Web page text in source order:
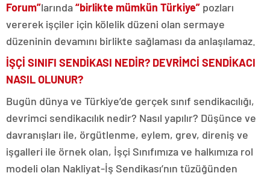
Forum”larında“birlikte mümkün Türkiye” pozları
vererek işçiler için kölelik düzeni olan sermaye
düzeninin devamını birlikte sağlaması da anlaşılamaz.
İŞÇİ SINIFI SENDİKASI NEDİR? DEVRİMCİ SENDİKACI
NASIL OLUNUR?
Bugün dünya ve Türkiye’de gerçek sınıf sendikacılığı,
devrimci sendikacılık nedir? Nasıl yapılır? Düşünce ve
davranışları ile, örgütlenme, eylem, grev, direniş ve
işgalleri ile örnek olan, İşçi Sınıfımıza ve halkımıza rol
modeli olan Nakliyat-İş Sendikası’nın tüzüğünden